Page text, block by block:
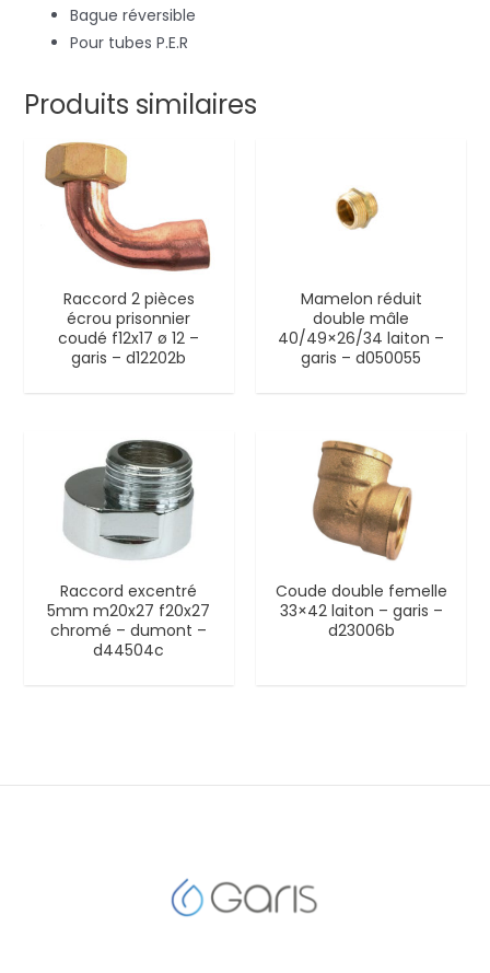
Bague réversible
Pour tubes P.E.R
Produits similaires
Raccord 2 pièces
écrou prisonnier
coudé f12x17 ø 12 –
garis – d12202b
Mamelon réduit
double mâle
40/49×26/34 laiton –
garis – d050055
Raccord excentré
5mm m20x27 f20x27
chromé – dumont –
d44504c
Coude double femelle
33×42 laiton – garis –
d23006b